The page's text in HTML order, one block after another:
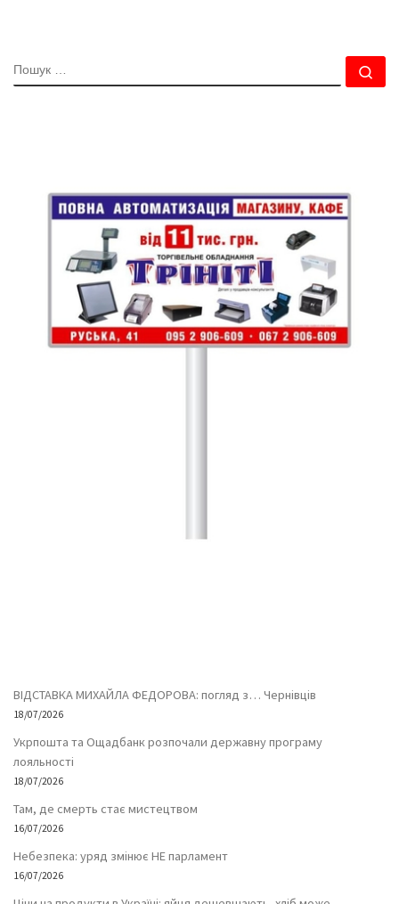
ПОШУК
ВІДСТАВКА МИХАЙЛА ФЕДОРОВА: погляд з… Чернівців
18/07/2026
Укрпошта та Ощадбанк розпочали державну програму
лояльності
18/07/2026
Там, де смерть стає мистецтвом
16/07/2026
Небезпека: уряд змінює НЕ парламент
16/07/2026